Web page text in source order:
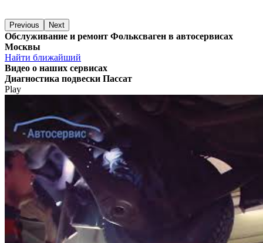
Previous Next
Обслуживание и ремонт Фольксваген в автосервисах
Москвы
Найти ближайший
Видео о наших сервисах
Диагностика подвески Пассат
Play